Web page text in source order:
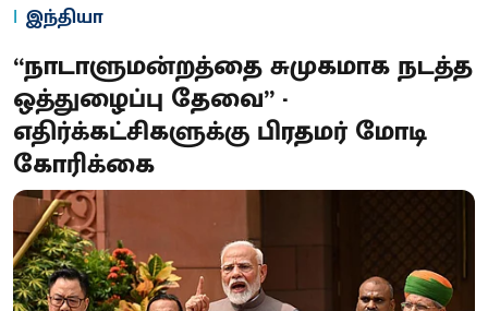
இந்தியா
“நாடாளுமன்றத்தை சுமுகமாக நடத்த
ஒத்துழைப்பு தேவை” -
எதிர்க்கட்சிகளுக்கு பிரதமர் மோடி
கோரிக்கை